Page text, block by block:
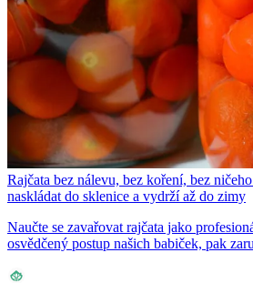
Rajčata bez nálevu, bez koření, bez
naskládat do sklenice a vydrží až do zimy
Naučte se zavařovat rajčata jako
osvědčený postup našich babiček, pak